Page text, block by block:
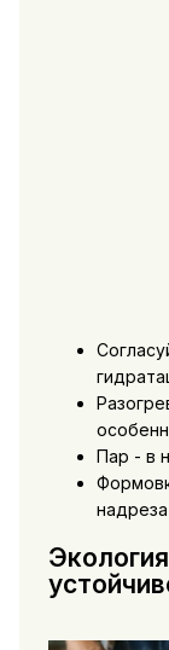
Пар - в